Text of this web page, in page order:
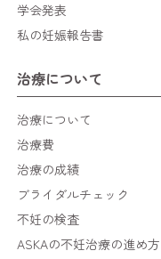
学会発表
私の妊娠報告書
治療について
治療について
治療費
治療の成績
ブライダルチェック
不妊の検査
ASKAの不妊治療の進め方